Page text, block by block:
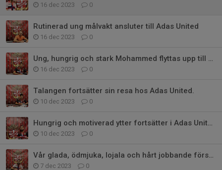
16 dec 2023 0
Rutinerad ung målvakt ansluter till Adas United
16 dec 2023 0
Ung, hungrig och stark Mohammed flyttas upp till div 3
16 dec 2023 0
Talangen fortsätter sin resa hos Adas United.
10 dec 2023 0
Hungrig och motiverad ytter fortsätter i Adas United
10 dec 2023 0
Vår glada, ödmjuka, lojala och hårt jobbande försvarare stannar i Adas
7 dec 2023 0